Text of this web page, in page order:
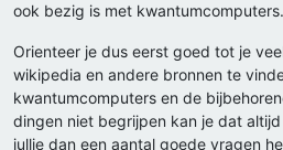
ook bezig is met kwantumcomputers.
Orienteer je dus eerst goed tot je
wikipedia en andere bronnen te
kwantumcomputers en de
dingen niet begrijpen kan je dat
jullie dan een aantal goede vragen